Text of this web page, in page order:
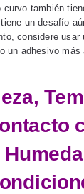
curvo también
un desafío
considere usar
un adhesivo más